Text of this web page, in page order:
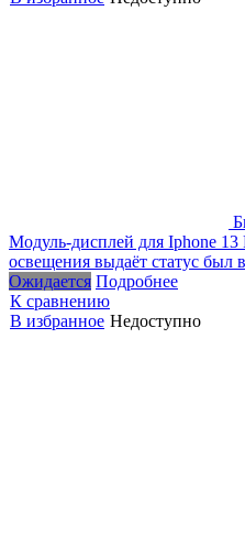
Модуль-дисплей для Iphone
освещения выдаёт статус был
Ожидается Подробнее
К сравнению
В избранное Недоступно